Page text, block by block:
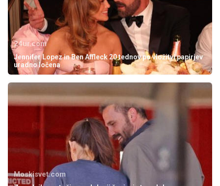
24ur.com
Jennifer Lopez in Ben Affleck 20 tednov po vložitvi papirjev
uradno ločena
Moskisvet.com